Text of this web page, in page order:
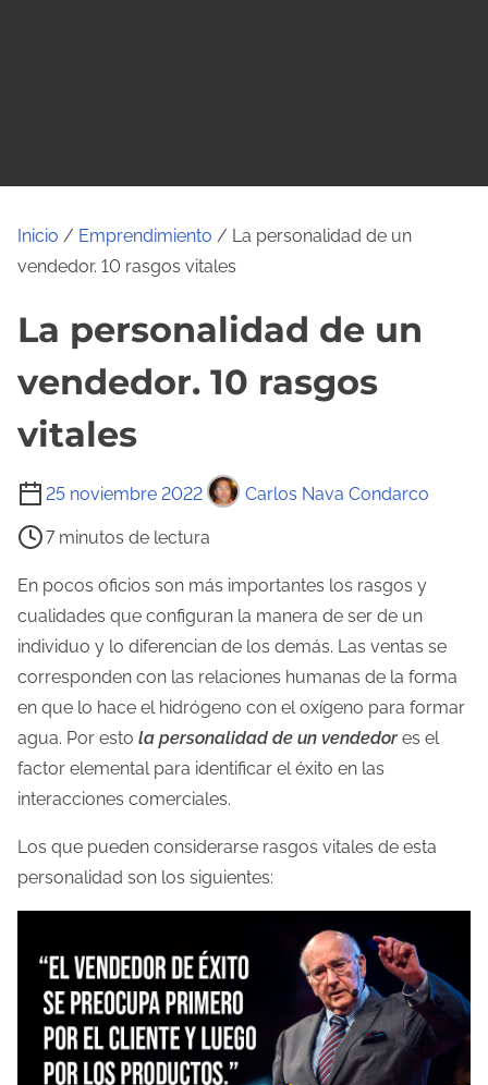
Inicio / Emprendimiento / La personalidad de un
vendedor. 10 rasgos vitales
La personalidad de un
vendedor. 10 rasgos
vitales
25 noviembre 2022 Carlos Nava Condarco
T
e
m
p
o
d
e
l
e
c
u
r
a
7 minutos de lectura
En pocos oficios son más importantes los rasgos y
cualidades que configuran la manera de ser de un
individuo y lo diferencian de los demás. Las ventas se
corresponden con las relaciones humanas de la forma
en que lo hace el hidrógeno con el oxígeno para formar
agua. Por esto la personalidad de un vendedores el
factor elemental para identificar el éxito en las
interacciones comerciales.
Los que pueden considerarse rasgos vitales de esta
personalidad son los siguientes: